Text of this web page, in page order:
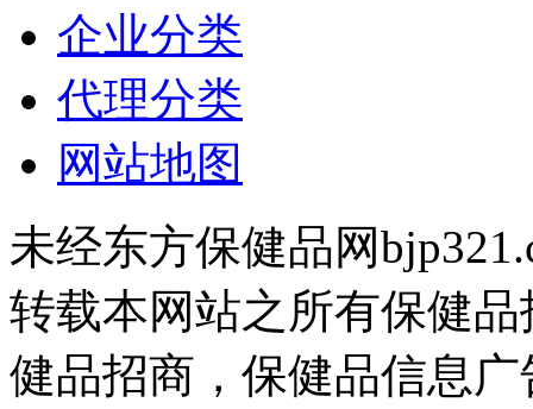
企业分类
代理分类
网站地图
未经东方保健品网
转载本网站之所有保健
健品招商，保健品信息